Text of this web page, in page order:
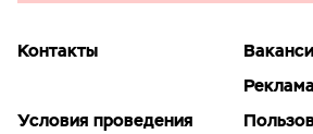
Контакты
Реклама
Условия проведения